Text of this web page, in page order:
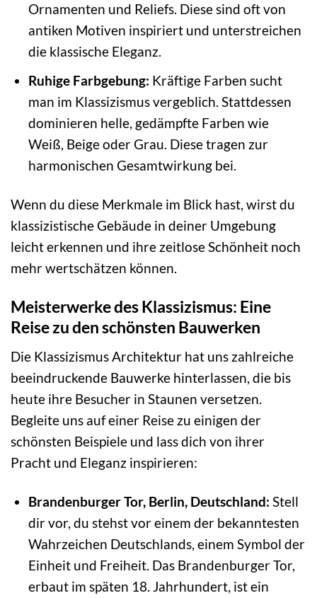
Ornamenten und Reliefs. Diese sind oft von
antiken Motiven inspiriert und unterstreichen
die klassische Eleganz.
Ruhige Farbgebung: Kräftige Farben sucht
man im Klassizismus vergeblich. Stattdessen
dominieren helle, gedämpfte Farben wie
Weiß, Beige oder Grau. Diese tragen zur
harmonischen Gesamtwirkung bei.
Wenn du diese Merkmale im Blick hast, wirst du
klassizistische Gebäude in deiner Umgebung
leicht erkennen und ihre zeitlose Schönheit noch
mehr wertschätzen können.
Meisterwerke des Klassizismus: Eine
Reise zu den schönsten Bauwerken
Die Klassizismus Architektur hat uns zahlreiche
beeindruckende Bauwerke hinterlassen, die bis
heute ihre Besucher in Staunen versetzen.
Begleite uns auf einer Reise zu einigen der
schönsten Beispiele und lass dich von ihrer
Pracht und Eleganz inspirieren:
Brandenburger Tor, Berlin, Deutschland: Stell
dir vor, du stehst vor einem der bekanntesten
Wahrzeichen Deutschlands, einem Symbol der
Einheit und Freiheit. Das Brandenburger Tor,
erbaut im späten 18. Jahrhundert, ist ein